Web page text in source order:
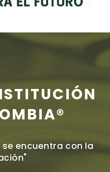
se encuentra con la